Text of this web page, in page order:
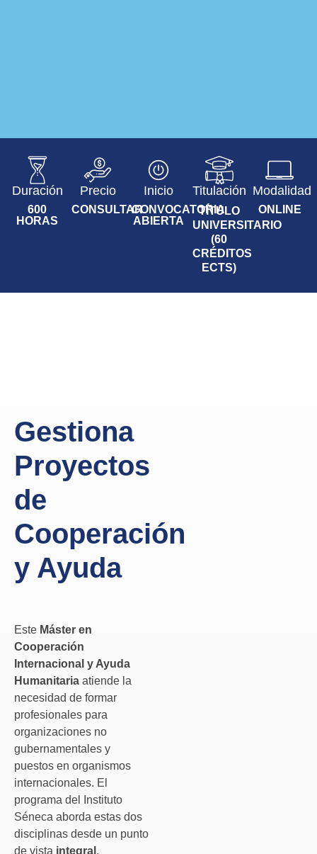
Duración
600
HORAS
Precio
CONSULTAR
Inicio
CONVOCATORIA
ABIERTA
Titulación
TÍTULO
UNIVERSITARIO
(60
CRÉDITOS
ECTS)
Modalidad
ONLINE
Gestiona
Proyectos
de
Cooperación
y Ayuda
Este Máster en
Cooperación
Internacional y Ayuda
Humanitaria atiende la
necesidad de formar
profesionales para
organizaciones no
gubernamentales y
puestos en organismos
internacionales. El
programa del Instituto
Séneca aborda estas dos
disciplinas desde un punto
de vista integral ,